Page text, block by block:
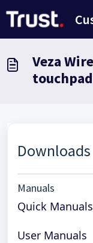
Veza
Downloads
Manuals
Quick Manuals
User Manuals